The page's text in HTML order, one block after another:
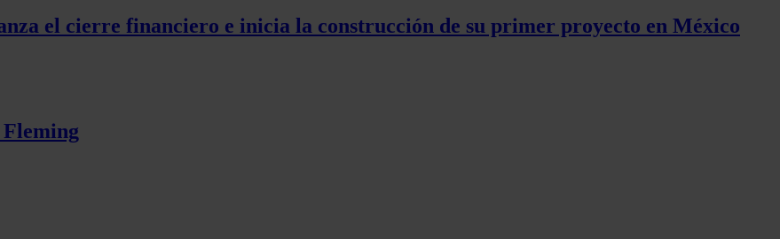
el cierre financiero e inicia la construcción de su primer proyecto en México